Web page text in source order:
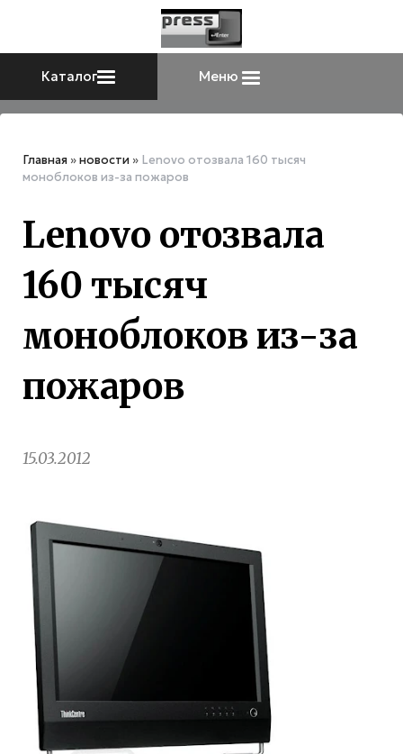
Каталог Меню
Главная »новости » Lenovo отозвала 160 тысяч
моноблоков из-за пожаров
Lenovo отозвала
160 тысяч
моноблоков из-за
пожаров
15.03.2012